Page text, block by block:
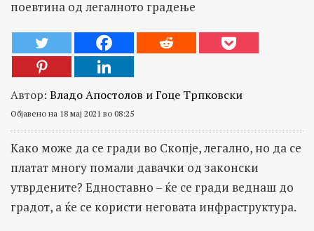
поевтина од легалното градење
Автор: Владо Апостолов и Гоце Трпковски
Објавено на 18 мај 2021 во 08:25
Како може да се гради во Скопје, легално, но да се
платат многу помали давачки од законски
утврдените? Едноставно – ќе се гради веднаш до
градот, а ќе се користи неговата инфраструктура.